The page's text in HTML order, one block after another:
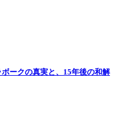
ークの真実と、15年後の和解